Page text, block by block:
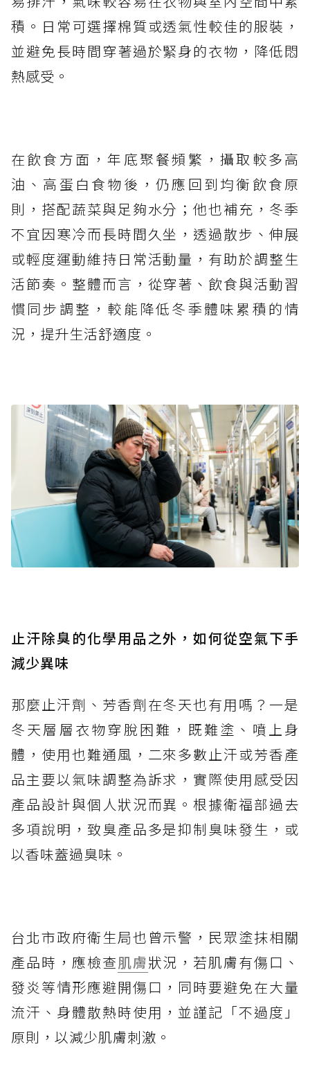
積。日常可選擇棉質或透氣性較佳的服裝，
並避免長時間穿著過於緊身的衣物，降低悶
熱感受。
在飲食方面，年底聚餐頻繁，攝取較多高
油、高蛋白食物後，仍應回到均衡飲食原
則，搭配蔬菜與足夠水分；他也補充，冬季
不宜因寒冷而長時間久坐，透過散步、伸展
或輕度運動維持日常活動量，有助於調整生
活節奏。整體而言，從穿著、飲食與活動習
慣同步調整，較能降低冬季體味累積的情
況，提升生活舒適度。
止汗除臭的化學用品之外，如何從空氣下手
減少異味
那麼止汗劑、芳香劑在冬天也有用嗎？一是
冬天層層衣物穿脫困難，既難塗、噴上身
體，使用也難通風，二來多數止汗或芳香產
品主要以氣味調整為訴求，實際使用感受因
產品設計與個人狀況而異。根據衛福部過去
多項說明，致臭產品多是抑制臭味發生，或
以香味蓋過臭味。
台北市政府衛生局也曾示警，民眾塗抹相關
產品時，應檢查肌膚狀況，若肌膚有傷口、
發炎等情形應避開傷口，同時要避免在大量
流汗、身體散熱時使用，並謹記「不過度」
原則，以減少肌膚刺激。